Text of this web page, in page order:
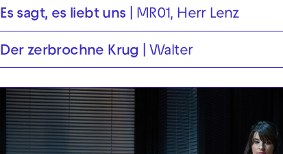
Es sagt, es liebt uns MR01, Herr Lenz
Der zerbrochne Krug Walter